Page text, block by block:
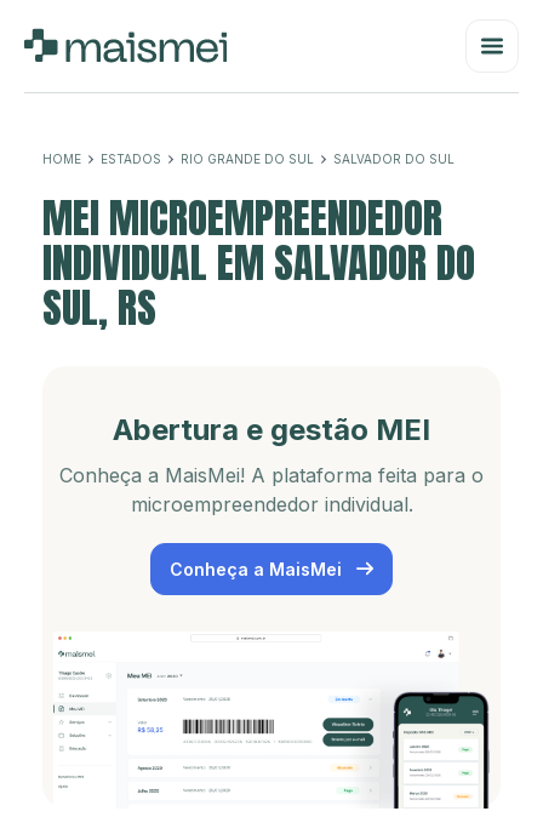
HOME ESTADOS RIO GRANDE DO SUL SALVADOR DO SUL
MEI MICROEMPREENDEDOR
INDIVIDUAL EM SALVADOR DO
SUL, RS
Abertura e gestão MEI
Conheça a MaisMei! A plataforma feita para o
microempreendedor individual.
Conheça a MaisMei